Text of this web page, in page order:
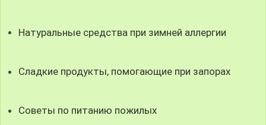
Натуральные средства при зимней аллергии
Сладкие продукты, помогающие при запорах
Советы по питанию пожилых